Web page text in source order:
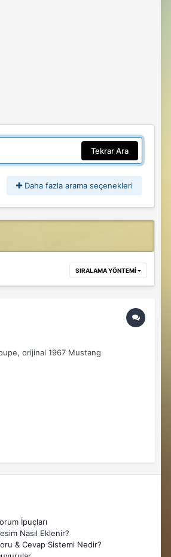
Tekrar Ara
Daha fazla arama seçenekleri
SIRALAMA YÖNTEMI
orijinal 1967 Mustang
İpuçları
Nasıl Eklenir?
& Cevap Sistemi Nedir?